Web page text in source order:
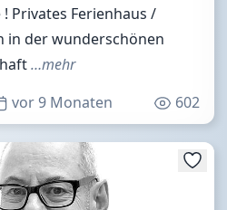
Privates Ferienhaus /
in der wunderschönen
…mehr
vor 9 Monaten 602